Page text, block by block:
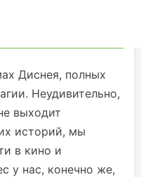
Диснея, полных
Неудивительно,
выходит
историй, мы
в кино и
у нас, конечно же,